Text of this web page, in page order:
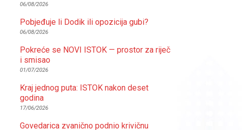
06/08/2026
Pobjeđuje li Dodik ili opozicija gubi?
06/08/2026
Pokreće se NOVI ISTOK — prostor za riječ
i smisao
01/07/2026
Kraj jednog puta: ISTOK nakon deset
godina
17/06/2026
Govedarica zvanično podnio krivičnu